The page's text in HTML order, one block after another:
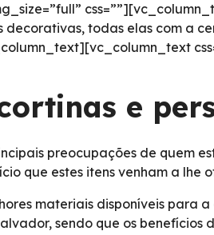
todas elas com a
e
preocupações de quem
que estes itens venham a lhe
materiais disponíveis para
sendo que os benefícios